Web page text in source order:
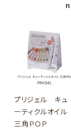
プリジェル キュ
ーティクルオイル
三角ＰＯＰ